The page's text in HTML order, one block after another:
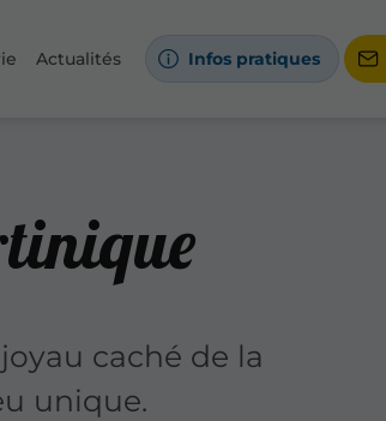
Actualités Infos pratiques
caché de la
unique.